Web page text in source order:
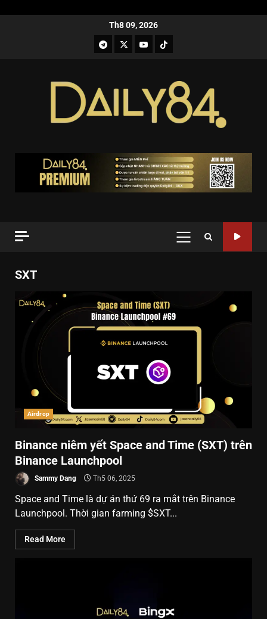
Th8 09, 2026
SXT
Airdrop
Binance niêm yết Space and Time (SXT) trên
Binance Launchpool
Sammy Dang Th5 06, 2025
Space and Time là dự án thứ 69 ra mắt trên Binance
Launchpool. Thời gian farming $SXT...
Read More